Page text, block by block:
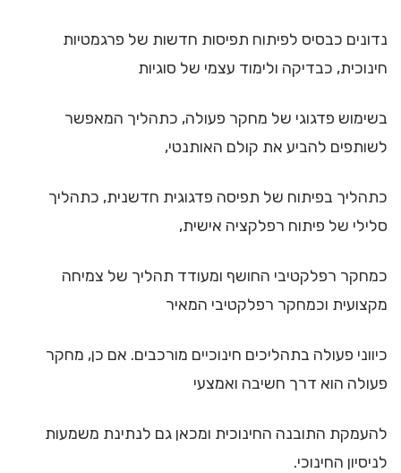
נדונים כבסיס לפיתוח תפיסות חדשות של פרגמטיות
חינוכית, כבדיקה ולימוד עצמי של סוגיות
בשימוש פדגוגי של מחקר פעולה, כתהליך המאפשר
לשותפים להביע את קולם האותנטי,
כתהליך בפיתוח של תפיסה פדגוגית חדשנית, כתהליך
סלילי של פיתוח רפלקציה אישית,
כמחקר רפלקטיבי החושף ומעודד תהליך של צמיחה
מקצועית וכמחקר רפלקטיבי המאיר
כיווני פעולה בתהליכים חינוכיים מורכבים. אם כן, מחקר
פעולה הוא דרך חשיבה ואמצעי
להעמקת התובנה החינוכית ומכאן גם לנתינת משמעות
לניסיון החינוכי.